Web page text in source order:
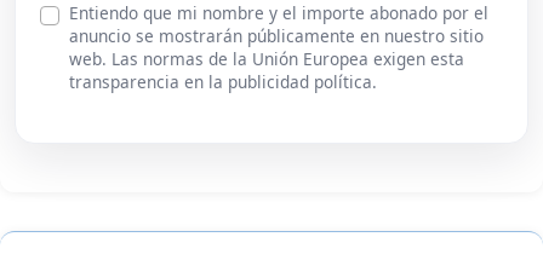
Entiendo que mi nombre y el importe abonado por el
anuncio se mostrarán públicamente en nuestro sitio
web. Las normas de la Unión Europea exigen esta
transparencia en la publicidad política.